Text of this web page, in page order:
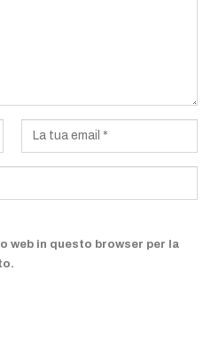
web in questo browser per la